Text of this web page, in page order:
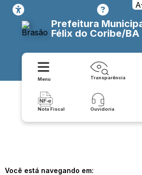
Prefeitura
Félix do Coribe/BA
Menu Transparência
Nota Fiscal Ouvidoria
Você está navegando em: